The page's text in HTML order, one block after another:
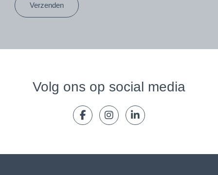
Verzenden
Volg ons op social media